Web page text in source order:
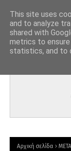
Αρχική σελίδα
This site uses
and to analyze
shared with
metrics to
statistics, and to